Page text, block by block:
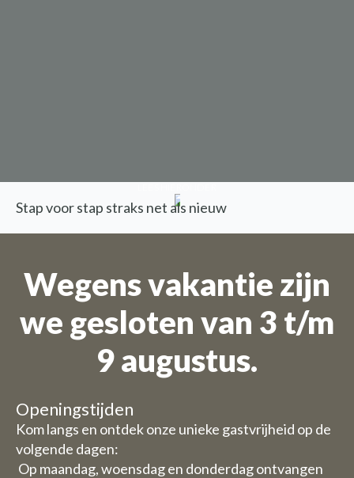
Stap voor stap straks net als nieuw
Wegens vakantie zijn
we gesloten van 3 t/m
9 augustus.
Openingstijden
Kom langs en ontdek onze unieke gastvrijheid op de
volgende dagen:
Op maandag, woensdag en donderdag ontvangen